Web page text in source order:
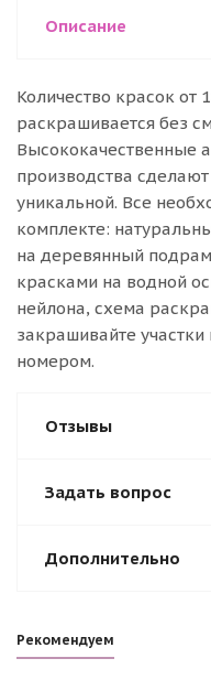
Описание
Количество красок от
раскрашивается без
Высококачественные
производства
уникальной. Все
комплекте:
на деревянный
красками на водной
нейлона, схема
закрашивайте
номером.
Отзывы
Задать вопрос
Дополнительно
Рекомендуем